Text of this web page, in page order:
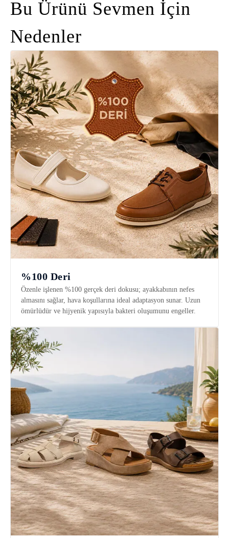
Bu Ürünü Sevmen İçin
Nedenler
%100 Deri
Özenle işlenen %100 gerçek deri dokusu; ayakkabının nefes
almasını sağlar, hava koşullarına ideal adaptasyon sunar. Uzun
ömürlüdür ve hijyenik yapısıyla bakteri oluşumunu engeller.